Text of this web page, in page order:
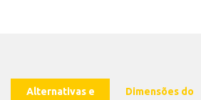
Alternativas e
Dimensões do